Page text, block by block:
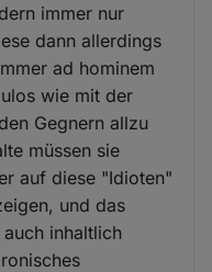
immer nur
dann allerdings
ad hominem
wie mit der
Gegnern allzu
müssen sie
auf diese "Idioten"
und das
inhaltlich